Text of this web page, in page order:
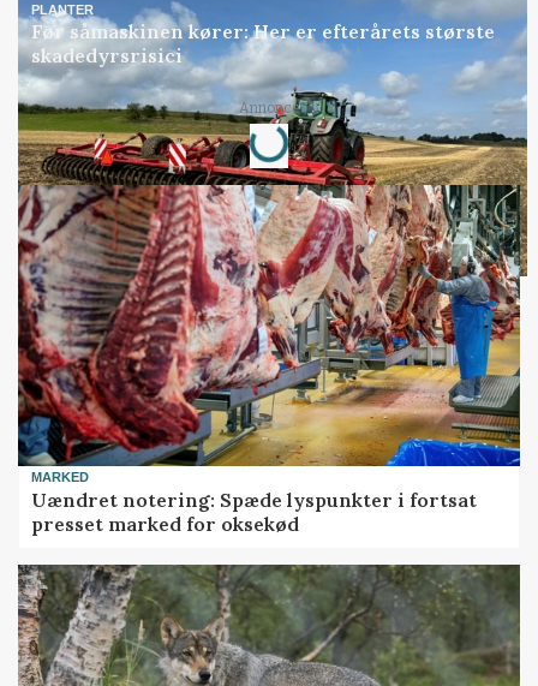
PLANTER
Før såmaskinen kører: Her er efterårets største
skadedyrsrisici
Annonce
Loading...
MARKED
Uændret notering: Spæde lyspunkter i fortsat
presset marked for oksekød